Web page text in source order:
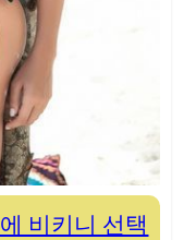
비키니 선택